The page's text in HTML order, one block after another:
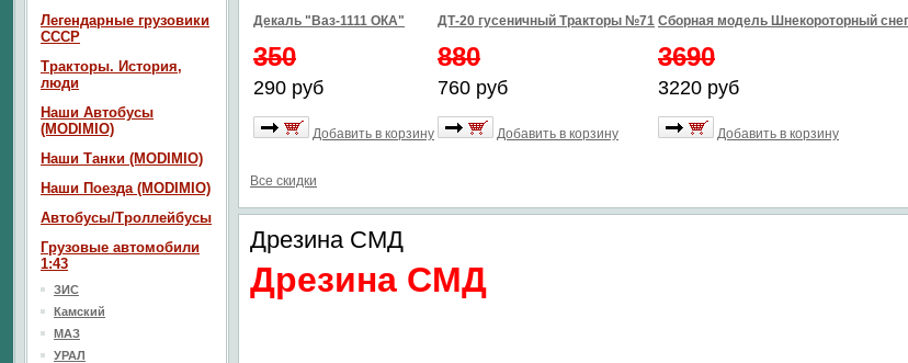
Декаль "Ваз-1111 ОКА"
350
290 руб
Добавить в корзину
ДТ-20 гусеничный Тракторы №71
880
760 руб
Добавить в корзину
Сборная модель Шнекороторный
3690
3220 руб
Добавить в корзину
Все скидки
Дрезина СМД
Дрезина СМД
Легендарные грузовики
СССР
Тракторы. История,
люди
Наши Автобусы
(MODIMIO)
Наши Танки (MODIMIO)
Наши Поезда (MODIMIO)
Автобусы/Троллейбусы
Грузовые автомобили
1:43
ЗИС
Камский
МАЗ
УРАЛ